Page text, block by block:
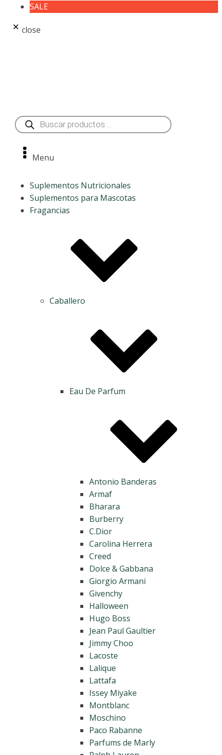
SALE
close
Búsqueda
de
Menu
Suplementos Nutricionales
Suplementos para Mascotas
Fragancias
Caballero
Eau De Parfum
Antonio Banderas
Armaf
Bharara
Burberry
C.Dior
Carolina Herrera
Creed
Dolce & Gabbana
Giorgio Armani
Givenchy
Halloween
Hugo Boss
Jean Paul Gaultier
Jimmy Choo
Lacoste
Lalique
Lattafa
Issey Miyake
Montblanc
Moschino
Paco Rabanne
Parfums de Marly